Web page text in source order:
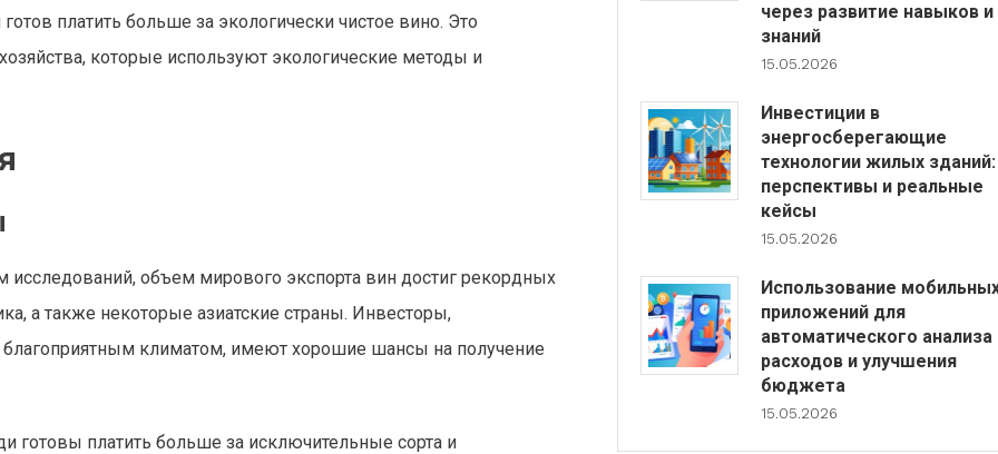
платить больше за экологически чистое вино. Это
которые используют экологические методы и
объем мирового экспорта вин достиг рекордных
а также некоторые азиатские страны. Инвесторы,
климатом, имеют хорошие шансы на получение
готовы платить больше за исключительные сорта и
через развитие навыков и
знаний
15.05.2026
Инвестиции в
энергосберегающие
технологии жилых зданий:
перспективы и реальные
кейсы
15.05.2026
Использование
приложений для
автоматического анализа
расходов и улучшения
бюджета
15.05.2026